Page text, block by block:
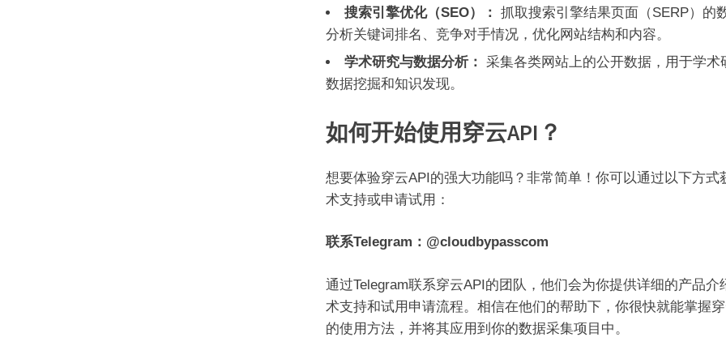
搜索引擎优化（SEO）： 抓取搜索引擎结果页面（SERP）的
分析关键词排名、竞争对手情况，优化网站结构和内容。
学术研究与数据分析： 采集各类网站上的公开数据，用于学术
数据挖掘和知识发现。
如何开始使用穿云API？
想要体验穿云API的强大功能吗？非常简单！你可以通过以下方式
术支持或申请试用：
联系Telegram：@cloudbypasscom
通过Telegram联系穿云API的团队，他们会为你提供详细的产品介
术支持和试用申请流程。相信在他们的帮助下，你很快就能掌握
的使用方法，并将其应用到你的数据采集项目中。